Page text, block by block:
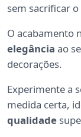
sem sacrificar o
O acabamento
elegância ao
decorações.
Experimente a
medida certa,
qualidade